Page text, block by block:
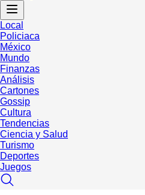
Local
Policiaca
México
Mundo
Finanzas
Análisis
Cartones
Gossip
Cultura
Tendencias
Ciencia y Salud
Turismo
Deportes
Juegos